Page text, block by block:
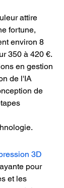
attire
fortune,
environ 8
350 à 420 €.
en gestion
de l'IA
de
3D
pour
et les